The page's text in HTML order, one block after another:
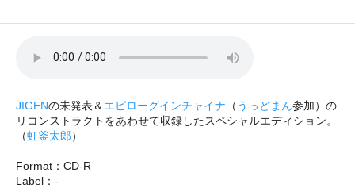
JIGENの未発表＆ エピローグインチャイナ （ うっどまん参加）の
リコンストラクトをあわせて収録したスペシャルエディション。
（虹釜太郎）
Format：CD-R
Label：-